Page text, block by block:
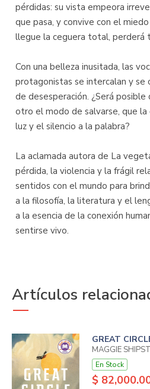
pérdidas: su vista empeora
que pasa, y convive con el
llegue la ceguera total, perderá
Con una belleza inusitada, las
protagonistas se intercalan y se
de desesperación. ¿Será
otro el modo de salvarse, que la
luz y el silencio a la palabra?
La aclamada autora de La
pérdida, la violencia y la frágil
sentidos con el mundo para
a la filosofía, la literatura y el
a la esencia de la conexión
sentirse vivo.
Artículos
GREAT
MAGGIE
En Stock
$